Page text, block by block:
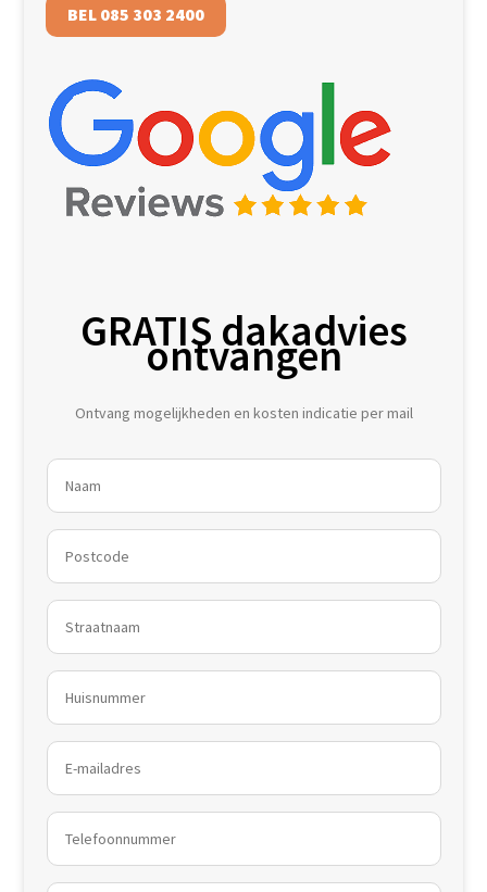
BEL 085 303 2400
GRATIS dakadvies
ontvangen
Ontvang mogelijkheden en kosten indicatie per mail